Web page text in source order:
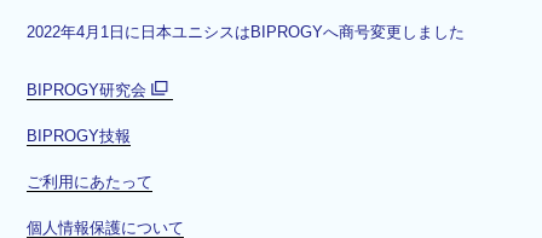
2022年4月1日に日本ユニシスはBIPROGYへ商号変更しました
BIPROGY研究会
ド
BIPROGY技報
ご利用にあたって
個人情報保護について